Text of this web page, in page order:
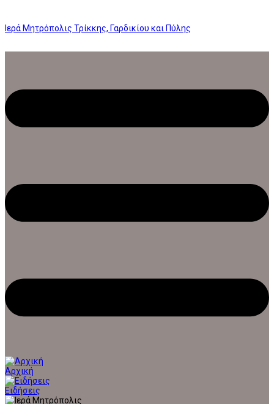
Ιερά Μητρόπολις Τρίκκης, Γαρδικίου και Πύλης
Αρχική
Ειδήσεις